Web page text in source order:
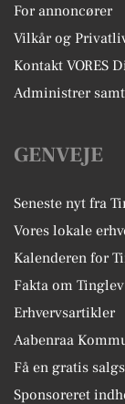
For annoncører
Vilkår og
Kontakt VORES
Administrer
GENVEJE
Seneste nyt fra
Vores lokale
Kalenderen for
Fakta om Tinglev
Erhvervsartikler
Aabenraa
Få en gratis
Sponsoreret